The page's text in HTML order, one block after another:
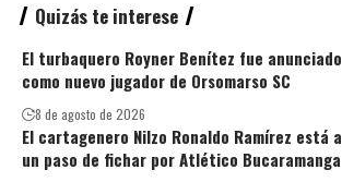
Quizás te interese
El turbaquero Royner Benítez fue anunciado
como nuevo jugador de Orsomarso SC
8 de agosto de 2026
El cartagenero Nilzo Ronaldo Ramírez está a
un paso de fichar por Atlético Bucaramanga